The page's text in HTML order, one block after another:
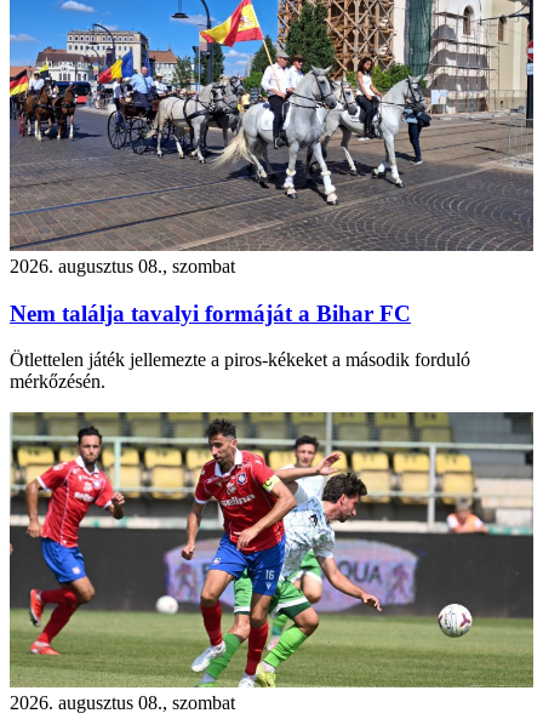
2026. augusztus 08., szombat
Nem találja tavalyi formáját a Bihar FC
Ötlettelen játék jellemezte a piros-kékeket a második forduló
mérkőzésén.
2026. augusztus 08., szombat